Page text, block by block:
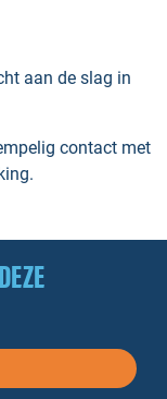
aan de slag in
contact met
DEZE